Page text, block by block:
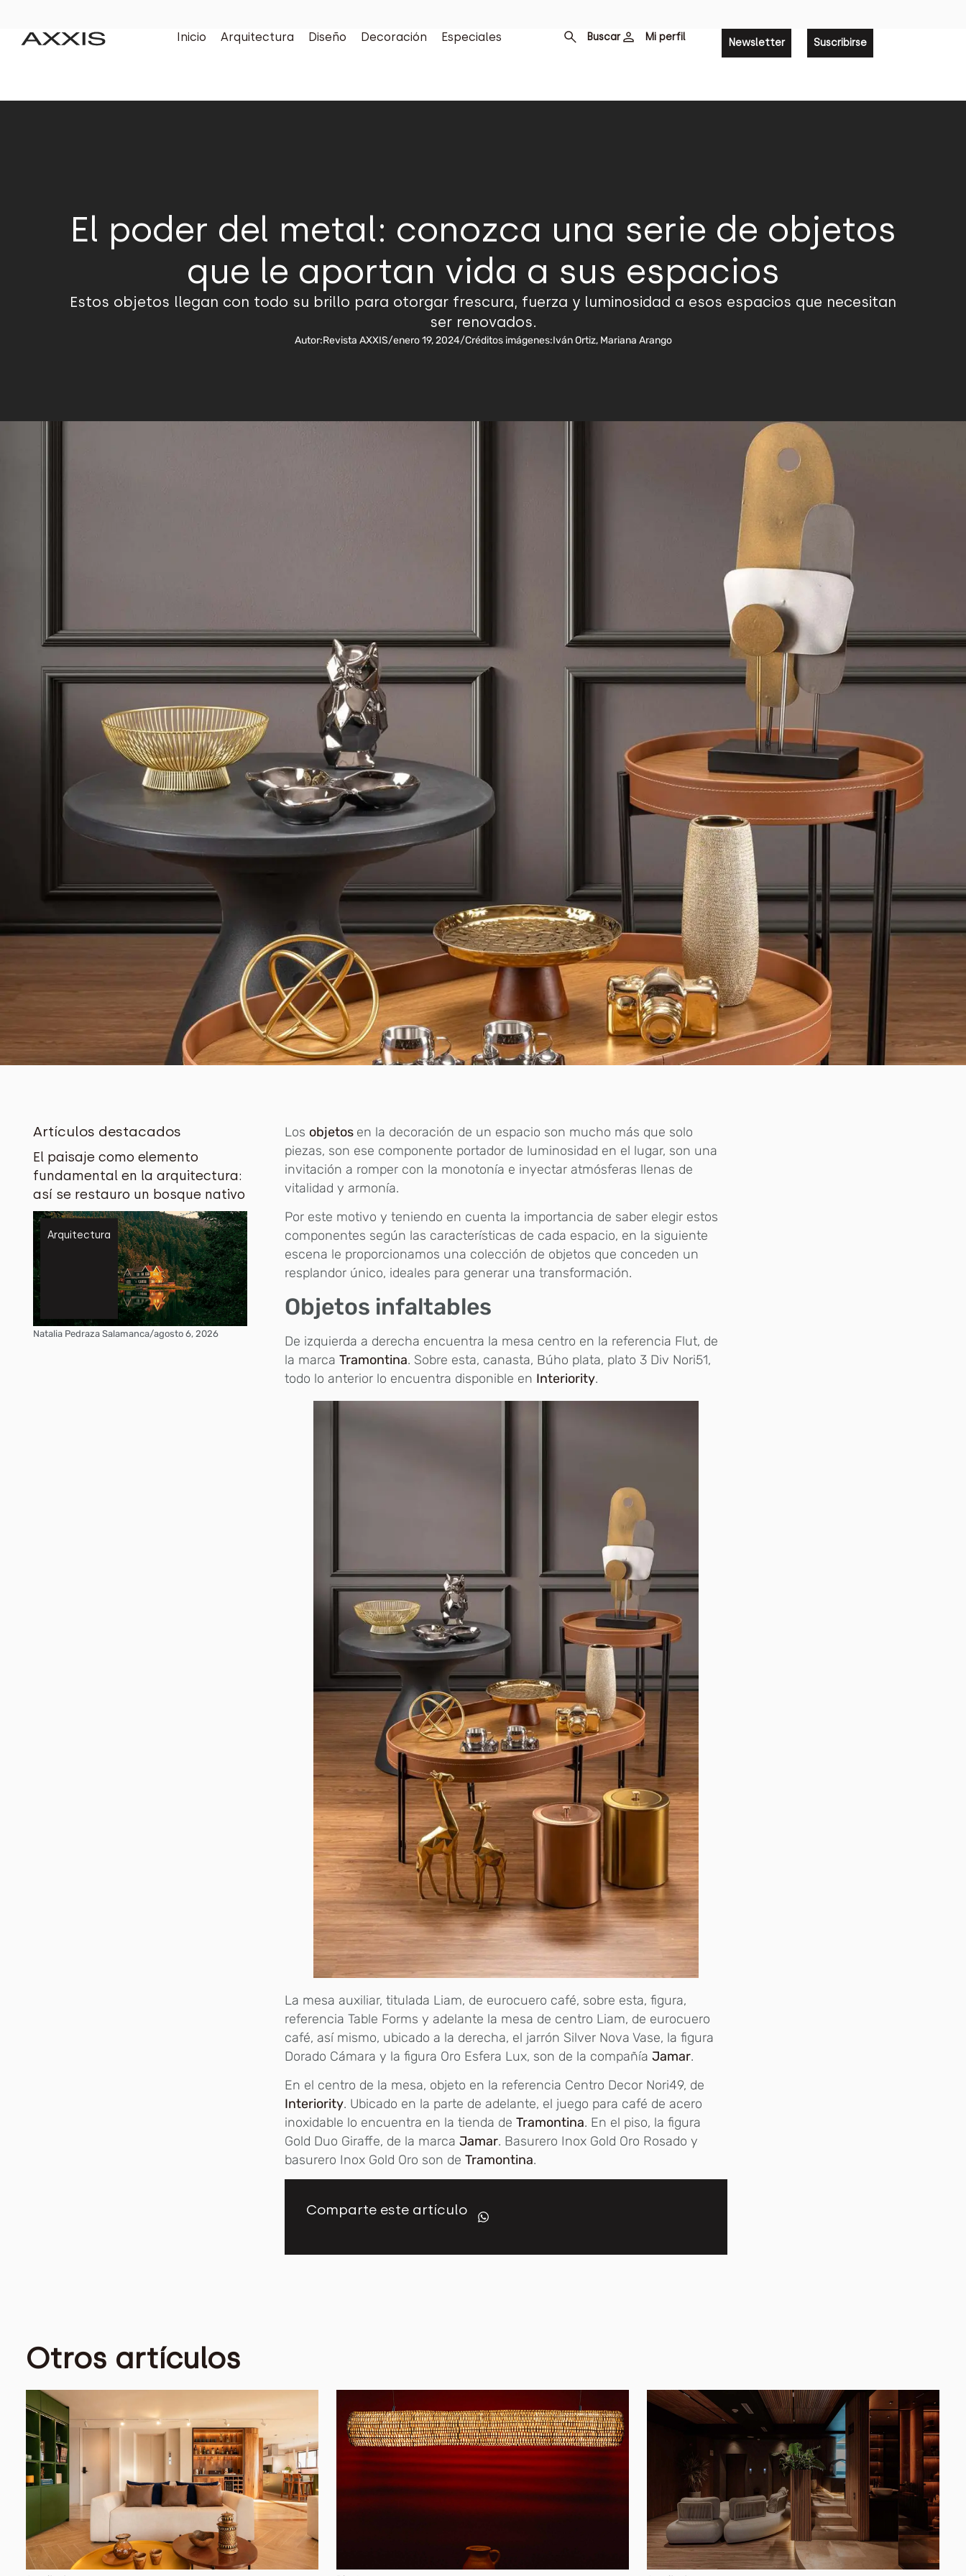
Inicio Arquitectura Diseño Decoración Especiales Buscar Mi perfil Newsletter Suscribirse
El poder del metal: conozca una serie de objetos
que le aportan vida a sus espacios
Estos objetos llegan con todo su brillo para otorgar frescura, fuerza y luminosidad a esos espacios que necesitan
ser renovados.
Autor:Revista AXXIS/enero 19, 2024/Créditos imágenes:Iván Ortiz, Mariana Arango
Artículos destacados
El paisaje como elemento
fundamental en la arquitectura:
así se restauro un bosque nativo
Arquitectura
Natalia Pedraza Salamanca/agosto 6, 2026
Los objetos en la decoración de un espacio son mucho más que solo
piezas, son ese componente portador de luminosidad en el lugar, son una
invitación a romper con la monotonía e inyectar atmósferas llenas de
vitalidad y armonía.
Por este motivo y teniendo en cuenta la importancia de saber elegir estos
componentes según las características de cada espacio, en la siguiente
escena le proporcionamos una colección de objetos que conceden un
resplandor único, ideales para generar una transformación.
Objetos infaltables
De izquierda a derecha encuentra la mesa centro en la referencia Flut, de
la marcaTramontina. Sobre esta, canasta, Búho plata, plato 3 Div Nori51,
todo lo anterior lo encuentra disponible en Interiority.
La mesa auxiliar, titulada Liam, de eurocuero café, sobre esta, figura,
referencia Table Forms y adelante la mesa de centro Liam, de eurocuero
café, así mismo, ubicado a la derecha, el jarrón Silver Nova Vase, la figura
Dorado Cámara y la figura Oro Esfera Lux, son de la compañíaJamar.
En el centro de la mesa, objeto en la referencia Centro Decor Nori49, de
Interiority. Ubicado en la parte de adelante, el juego para café de acero
inoxidable lo encuentra en la tienda deTramontina. En el piso, la figura
Gold Duo Giraffe, de la marcaJamar. Basurero Inox Gold Oro Rosado y
basurero Inox Gold Oro son deTramontina.
Comparte este artículo
Otros artículos